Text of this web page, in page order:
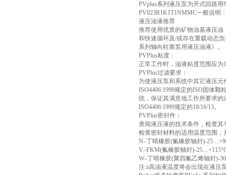
PVplus系列液压泵为开式回路
PV023R1K1T1NMMC一般说明
液压油液推荐
推荐使用优质的矿物油基液压油
和快速循环及/或存在重载动态
系列轴向柱塞泵用液压油液》。
PVPlus粘度：
正常工作时，油液粘度范围应为
PVPlus过滤要求：
为使液压泵和系统中其它液压
ISO4406:1999规定的ISO固体
统，保证其满意地工作所要求的
ISO4406:1999规定的18/16/13。
PVPlus密封件：
查阅液压液的技术条件，检查
检查密封材料的适用温度范围
N–丁晴橡胶(氟橡胶轴封)-
V–FKM(氟橡胶轴封)-
W–丁晴橡胶(聚四氟乙烯轴封)-
注:z高油液温度将会出现在液压